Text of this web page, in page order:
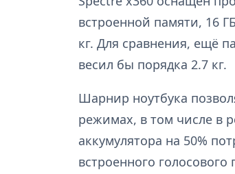
встроенной памяти, 16
кг. Для сравнения, ещё
весил бы порядка 2.7 кг.
Шарнир ноутбука
режимах, в том числе в
аккумулятора на 50%
встроенного